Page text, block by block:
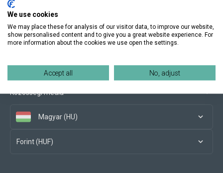
Elérhetőségeink
Közösségi média
Magyar (HU)
Forint (HUF)
We use cookies
We may place these for analysis of our visitor data, to improve our website,
show personalised content and to give you a great website experience. For
more information about the cookies we use open the settings.
Accept all No, adjust